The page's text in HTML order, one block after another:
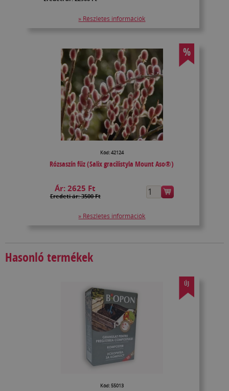
» Részletes információk
%
Kód: 42124
Rózsaszín fűz (Salix gracilistyla Mount Aso®)
Ár:2625 Ft
Eredeti ár: 3500 Ft
» Részletes információk
Hasonló termékek
ÚJ
Kód: 55013